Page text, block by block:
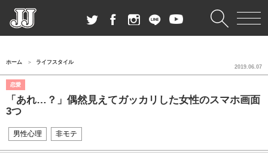
ホーム ライフスタイル
恋愛
「あれ…？」偶然見えてガッカリした女性のスマホ画面
3つ
2019.06.07
男性心理 非モテ